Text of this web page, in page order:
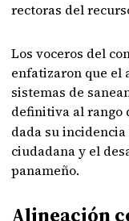
rectoras del
Los voceros del
enfatizaron que el
sistemas de
definitiva al rango
dada su
ciudadana y el
panameño.
Alineación